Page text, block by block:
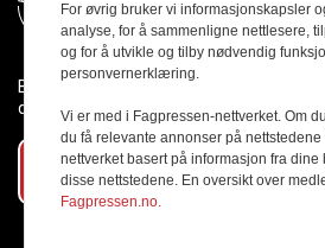
Byggmesteren følger Vær Varsom-
den er nedfelt i Redaktørplakaten.
Abonner på vårt
For øvrig bruker vi informasjonskapsler
analyse, for å sammenligne nettlesere,
og for å utvikle og tilby nødvendig
personvernerklæring.
Vi er med i Fagpressen-nettverket. Om
du få relevante annonser på
nettverket basert på informasjon fra dine
disse nettstedene. En oversikt over
Fagpressen.no.